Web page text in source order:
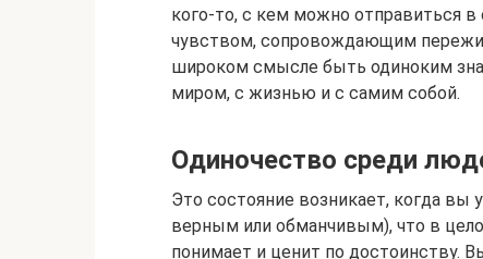
кого-то, с кем можно отправиться
чувством, сопровождающим
широком смысле быть одиноким
миром, с жизнью и с самим собой.
Одиночество среди
Это состояние возникает, когда
верным или обманчивым), что в
понимает и ценит по достоинству.